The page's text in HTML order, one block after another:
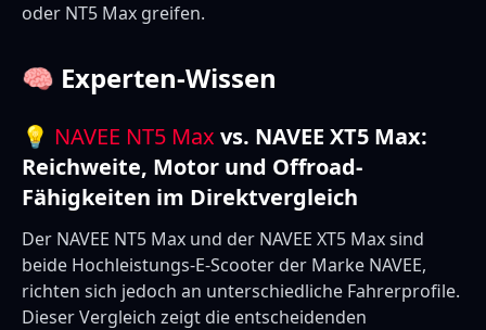
oder NT5 Max greifen.
🧠 Experten-Wissen
💡 NAVEE NT5 Max vs. NAVEE XT5 Max:
Reichweite, Motor und Offroad-
Fähigkeiten im Direktvergleich
Der NAVEE NT5 Max und der NAVEE XT5 Max sind
beide Hochleistungs-E-Scooter der Marke NAVEE,
richten sich jedoch an unterschiedliche Fahrerprofile.
Dieser Vergleich zeigt die entscheidenden